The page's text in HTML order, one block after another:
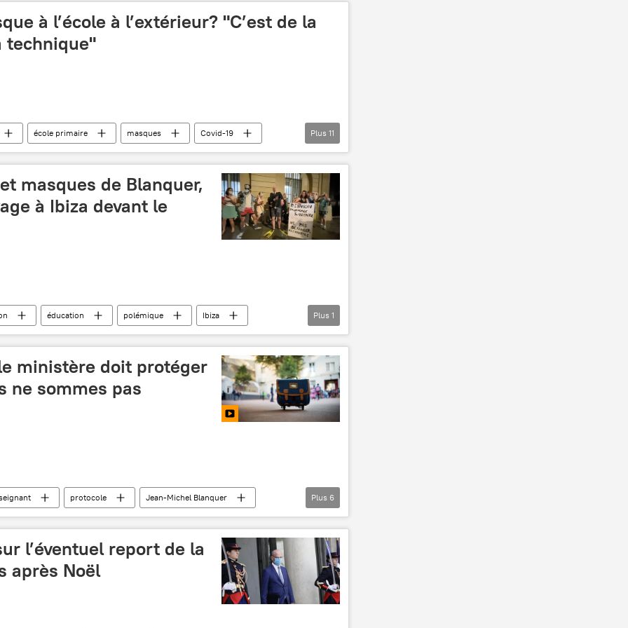
à l’école à l’extérieur? "C’est de la
technique"
école primaire masques
Covid-19
crise sanitaire
Jean-Michel Blanquer
apprentissage
Plus 11
masques de Blanquer,
à Ibiza devant le
éducation polémique
Ibiza
Plus 1
ministère doit protéger
ne sommes pas
protocole
Jean-Michel Blanquer
taux d'incidence
gestes barrière
Plus 6
l’éventuel report de la
après Noël